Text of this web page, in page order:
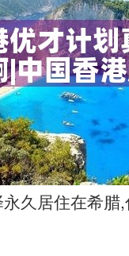
久居住在希腊